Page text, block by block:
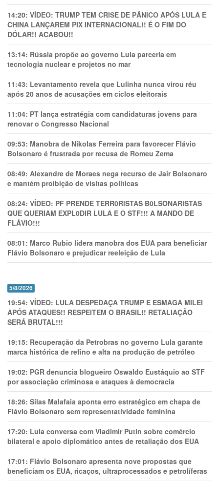
14:20: VÍDEO: TRUMP TEM CRlSE DE PÂNlCO APÓS LULA E
CHINA LANÇAREM PIX INTERNACIONAL!! É O FIM DO
DÓLAR!! ACABOU!!
13:14: Rússia propõe ao governo Lula parceria em
tecnologia nuclear e projetos no mar
11:43: Levantamento revela que Lulinha nunca virou réu
após 20 anos de acusações em ciclos eleitorais
11:04: PT lança estratégia com candidaturas jovens para
renovar o Congresso Nacional
09:53: Manobra de Nikolas Ferreira para favorecer Flávio
Bolsonaro é frustrada por recusa de Romeu Zema
08:49: Alexandre de Moraes nega recurso de Jair Bolsonaro
e mantém proibição de visitas políticas
08:24: VÍDEO: PF PRENDE TERR0RlSTAS B0LSONARlSTAS
QUE QUERIAM EXPL0DlR LULA E O STF!!! A MANDO DE
FLÁVIO!!!
08:01: Marco Rubio lidera manobra dos EUA para beneficiar
Flávio Bolsonaro e prejudicar reeleição de Lula
5/8/2026
19:54: VÍDEO: LULA DESPEDAÇA TRUMP E ESMAGA MILEI
APÓS ATAQUES!! RESPEITEM O BRASIL!! RETALIAÇÃO
SERÁ BRUTAL!!!
19:15: Recuperação da Petrobras no governo Lula garante
marca histórica de refino e alta na produção de petróleo
19:02: PGR denuncia blogueiro Oswaldo Eustáquio ao STF
por associação criminosa e ataques à democracia
18:26: Silas Malafaia aponta erro estratégico em chapa de
Flávio Bolsonaro sem representatividade feminina
17:20: Lula conversa com Vladimir Putin sobre comércio
bilateral e apoio diplomático antes de retaliação dos EUA
17:01: Flávio Bolsonaro apresenta nove propostas que
beneficiam os EUA, ricaços, ultraprocessados e petrolíferas